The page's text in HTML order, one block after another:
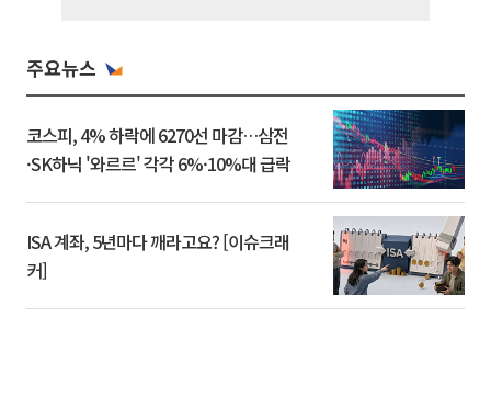
주요뉴스
코스피, 4% 하락에 6270선 마감…삼전
·SK하닉 '와르르' 각각 6%·10%대 급락
ISA 계좌, 5년마다 깨라고요? [이슈크래
커]